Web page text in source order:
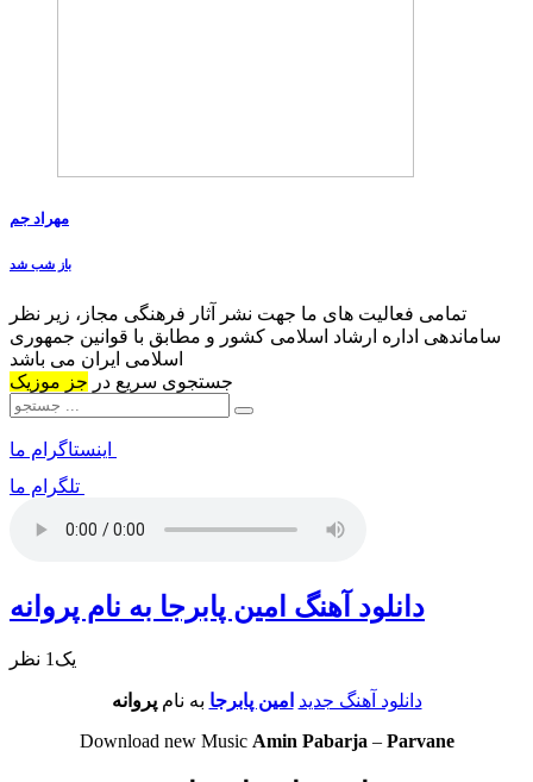
مهراد جم
باز شب شد
تمامی فعالیت های ما جهت نشر آثار فرهنگی مجاز، زیر نظر
ساماندهی اداره ارشاد اسلامی کشور و مطابق با قوانین جمهوری
اسلامی ایران می باشد
جستجوی سریع در جز موزیک
اینستاگرام ما
تلگرام ما
دانلود آهنگ امین پابرجا به نام پروانه
یک1 نظر
دانلود آهنگ جدید امین پابرجا به نامپروانه
Download new Music Amin Pabarja – Parvane